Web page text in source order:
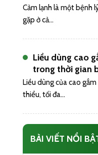
Cảm lạnh là một bệnh
gặp ở cả...
Liều dùng cao
trong thời gian
Liều dùng của cao
thiểu, tối đa...
BÀI VIẾT NỔI